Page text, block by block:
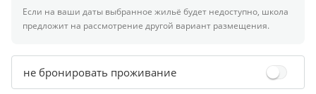
Если на ваши даты выбранное жильё будет недоступно, школа
предложит на рассмотрение другой вариант размещения.
не бронировать проживание
+1